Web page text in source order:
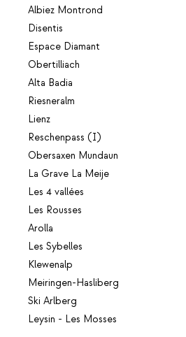
Albiez Montrond
Disentis
Espace Diamant
Obertilliach
Alta Badia
Riesneralm
Lienz
Reschenpass (I)
Obersaxen Mundaun
La Grave La Meije
Les 4 vallées
Les Rousses
Arolla
Les Sybelles
Klewenalp
Meiringen-Hasliberg
Ski Arlberg
Leysin - Les Mosses